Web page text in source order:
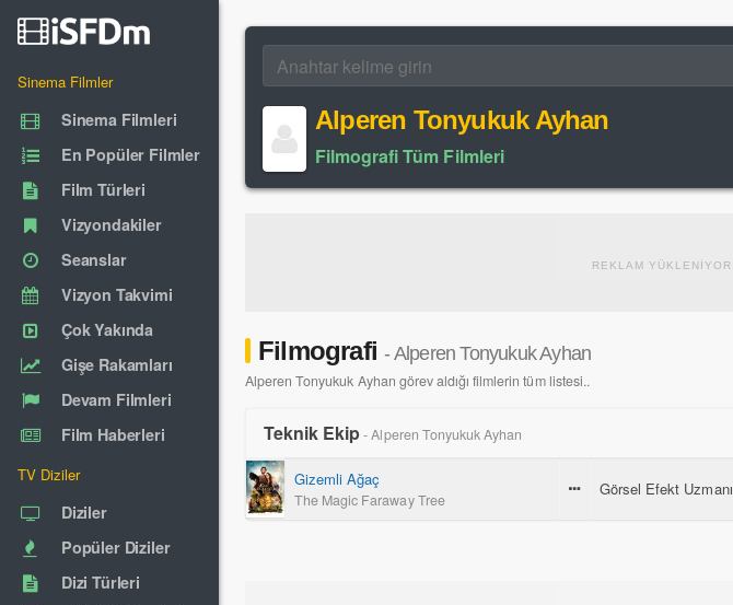
Sinema Filmler
Sinema Filmleri
En Popüler Filmler
Film Türleri
Vizyondakiler
Seanslar
Vizyon Takvimi
Çok Yakında
Gişe Rakamları
Devam Filmleri
Film Haberleri
TV Diziler
Diziler
Popüler Diziler
Dizi Türleri
Alperen Tonyukuk Ayhan
Filmografi Tüm Filmleri
REKLAM YÜKLENİYOR
Filmografi- Alperen Tonyukuk Ayhan
Alperen Tonyukuk Ayhan görev aldığı filmlerin tüm listesi..
Teknik Ekip- Alperen Tonyukuk Ayhan
Gizemli Ağaç
The Magic Faraway Tree
Görsel Efekt Uzmanı